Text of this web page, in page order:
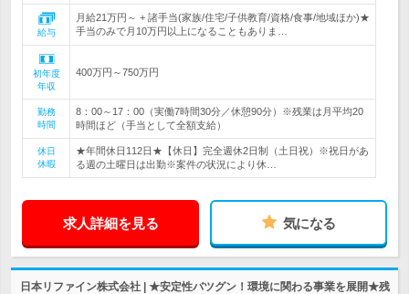
給与
月給21万円～ + 諸手当(家族/住宅/子供教育/資格/食事/地域ほか)★
手当のみで月10万円以上になることもありま…
初年度
年収
400万円～750万円
勤務
時間
8：00～17：00（実働7時間30分／休憩90分）※残業は月平均20
時間ほど（手当として全額支給）
休日
休暇
★年間休日112日★【休日】完全週休2日制（土日祝）※祝日があ
る週の土曜日は出勤※案件の状況により休…
求人詳細を見る 気になる
日本リファイン株式会社 | ★安定性バツグン！環境に関わる事業を展開★残